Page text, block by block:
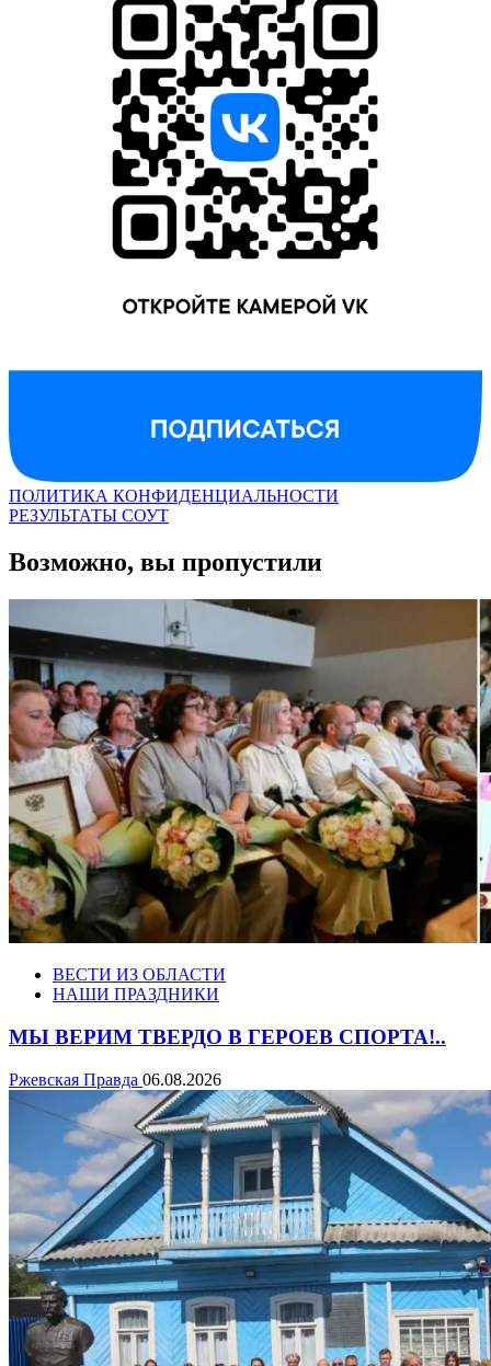
ПОЛИТИКА КОНФИДЕНЦИАЛЬНОСТИ
РЕЗУЛЬТАТЫ СОУТ
Возможно, вы пропустили
ВЕСТИ ИЗ ОБЛАСТИ
НАШИ ПРАЗДНИКИ
МЫ ВЕРИМ ТВЕРДО В ГЕРОЕВ СПОРТА!..
Ржевская Правда 06.08.2026